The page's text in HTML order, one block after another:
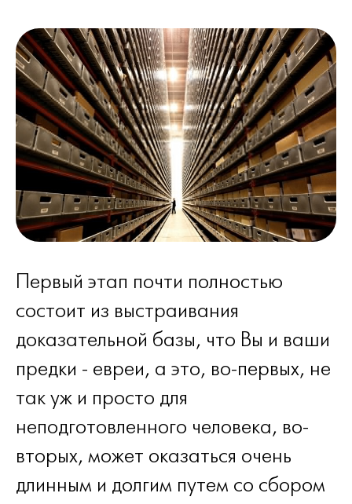
Первый этап почти полностью
состоит из выстраивания
доказательной базы, что Вы и ваши
предки - евреи, а это, во-первых, не
так уж и просто для
неподготовленного человека, во-
вторых, может оказаться очень
длинным и долгим путем со сбором